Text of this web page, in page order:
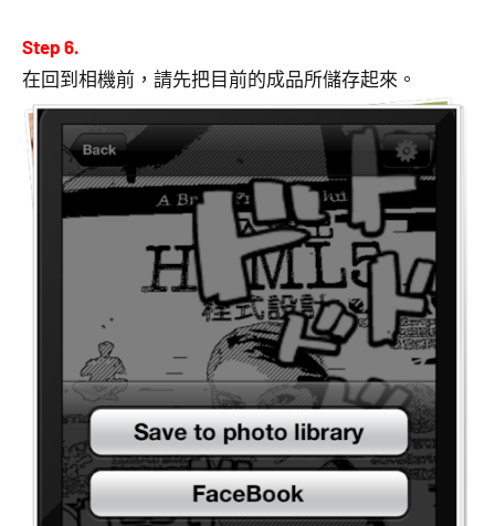
Step 6.
在回到相機前，請先把目前的成品所儲存起來。